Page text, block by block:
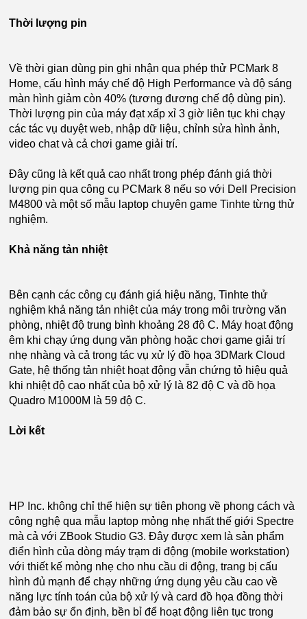
Thời lượng pin
Về thời gian dùng pin ghi nhận qua phép thử PCMark 8
Home, cấu hình máy chế độ High Performance và độ sáng
màn hình giảm còn 40% (tương đương chế độ dùng pin).
Thời lượng pin của máy đạt xấp xỉ 3 giờ liên tục khi chạy
các tác vụ duyệt web, nhập dữ liệu, chỉnh sửa hình ảnh,
video chat và cả chơi game giải trí.
Đây cũng là kết quả cao nhất trong phép đánh giá thời
lượng pin qua công cụ PCMark 8 nếu so với Dell Precision
M4800 và một số mẫu laptop chuyên game Tinhte từng thử
nghiệm.
Khả năng tản nhiệt
Bên cạnh các công cụ đánh giá hiệu năng, Tinhte thử
nghiệm khả năng tản nhiệt của máy trong môi trường văn
phòng, nhiệt độ trung bình khoảng 28 độ C. Máy hoạt động
êm khi chạy ứng dụng văn phòng hoặc chơi game giải trí
nhẹ nhàng và cả trong tác vụ xử lý đồ họa 3DMark Cloud
Gate, hệ thống tản nhiệt hoạt động vẫn chứng tỏ hiệu quả
khi nhiệt độ cao nhất của bộ xử lý là 82 độ C và đồ họa
Quadro M1000M là 59 độ C.
Lời kết
HP Inc. không chỉ thể hiện sự tiên phong về phong cách và
công nghệ qua mẫu laptop mỏng nhẹ nhất thế giới Spectre
mà cả với ZBook Studio G3. Đây được xem là sản phẩm
điển hình của dòng máy trạm di động (mobile workstation)
với thiết kế mỏng nhẹ cho nhu cầu di động, trang bị cấu
hình đủ mạnh để chạy những ứng dụng yêu cầu cao về
năng lực tính toán của bộ xử lý và card đồ họa đồng thời
đảm bảo sự ổn định, bền bỉ để hoạt động liên tục trong